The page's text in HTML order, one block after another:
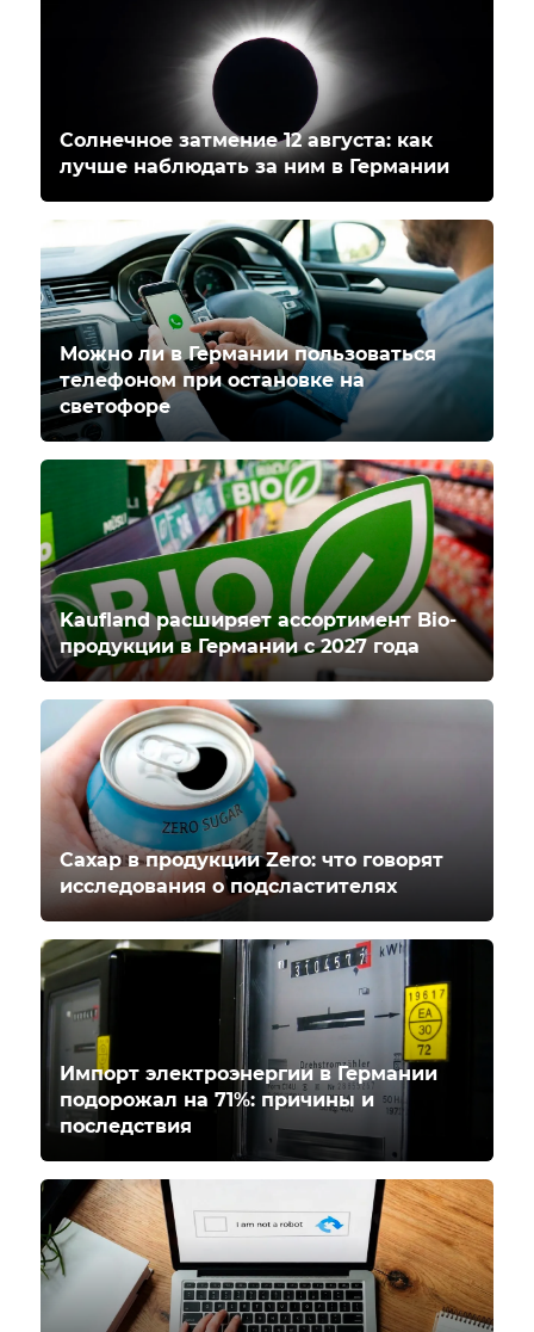
Солнечное затмение 12 августа: как
лучше наблюдать за ним в Германии
Можно ли в Германии пользоваться
телефоном при остановке на
светофоре
Kaufland расширяет ассортимент Bio-
продукции в Германии с 2027 года
Сахар в продукции Zero: что говорят
исследования о подсластителях
Импорт электроэнергии в Германии
подорожал на 71%: причины и
последствия